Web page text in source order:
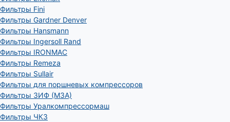
Фильтры Fini
Фильтры Gardner Denver
Фильтры Hansmann
Фильтры Ingersoll Rand
Фильтры IRONMAC
Фильтры Remeza
Фильтры Sullair
Фильтры для поршневых компрессоров
Фильтры ЗИФ (МЗА)
Фильтры Уралкомпрессормаш
Фильтры ЧКЗ